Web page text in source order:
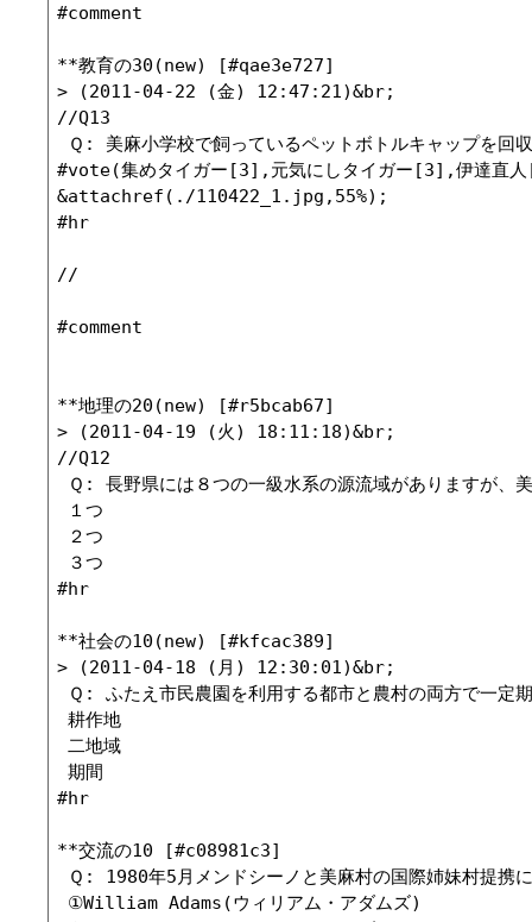
#comment
**教育の30(new) [#qae3e727]
> (2011-04-22 (金) 12:47:21)&br;
//Q13
Ｑ: 美麻小学校で飼っているペットボトルキャップを回
#vote(集めタイガー[3],元気にしタイガー[3],伊達直
&attachref(./110422_1.jpg,55%);
#hr
//
#comment
**地理の20(new) [#r5bcab67]
> (2011-04-19 (火) 18:11:18)&br;
//Q12
Ｑ: 長野県には８つの一級水系の源流域がありますが、
１つ
２つ
３つ
#hr
**社会の10(new) [#kfcac389]
> (2011-04-18 (月) 12:30:01)&br;
Ｑ: ふたえ市民農園を利用する都市と農村の両方で一定
耕作地
二地域
期間
#hr
**交流の10 [#c08981c3]
Ｑ: 1980年5月メンドシーノと美麻村の国際姉妹村提携
①William Adams(ウィリアム・アダムズ)